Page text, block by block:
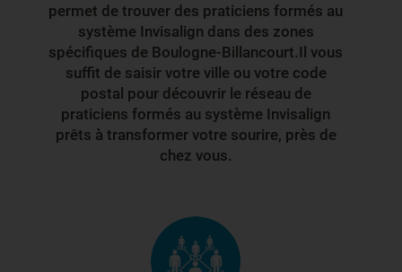
permet de trouver des praticiens formés au
système Invisalign dans des zones
spécifiques de Boulogne-Billancourt.Il vous
suffit de saisir votre ville ou votre code
postal pour découvrir le réseau de
praticiens formés au système Invisalign
prêts à transformer votre sourire, près de
chez vous.